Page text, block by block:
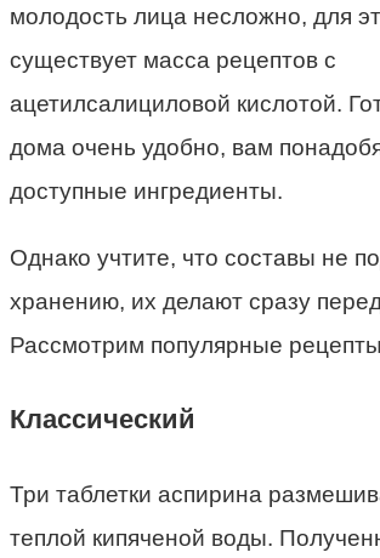
молодость лица несложно, для
существует масса рецептов с
ацетилсалициловой кислотой.
дома очень удобно, вам
доступные ингредиенты.
Однако учтите, что составы не
хранению, их делают сразу
Рассмотрим популярные
Классический
Три таблетки аспирина
теплой кипяченой воды.